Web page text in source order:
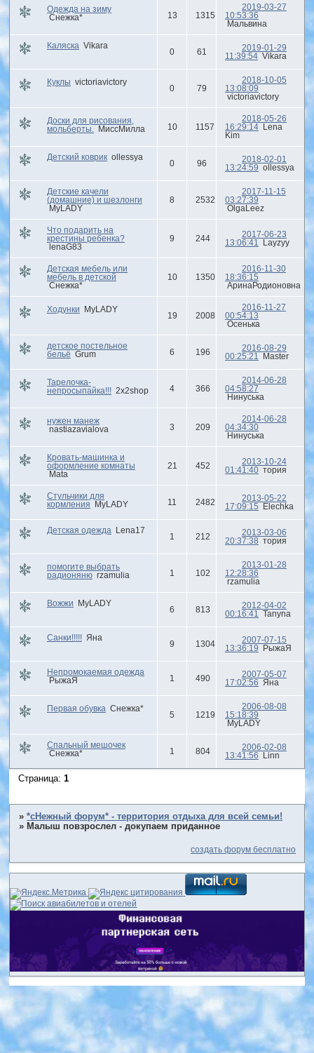
Одежда на зиму
Снежка*
13 1315
2019-03-27
10:53:36
Мальвина
Каляска Vikara
0 61
2019-01-29
11:39:54 Vikara
Куклы victoriavictory
0 79
2018-10-05
13:08:09
victoriavictory
Доски для рисования,
мольберты.
МиссМилла 10 1157
2018-05-26
16:29:14
Lena
Kim
Детский коврик ollessya
0 96
2018-02-01
13:24:59 ollessya
Детские качели
(домашние) и шезлонги
MyLADY
8 2532
2017-11-15
03:27:39
OlgaLeez
Что подарить на
крестины ребенка?
lenaG83
9 244
2017-06-23
13:06:41
Layzyy
Детская мебель или
мебель в детской
Снежка*
10 1350
2016-11-30
18:36:15
АринаРодионовна
Ходунки MyLADY
19 2008
2016-11-27
00:54:13
Осенька
детское постельное
бельё Grum 6 196
2016-08-29
00:25:21
Master
Тарелочка-
непросыпайка!!! 2x2shop 4 366
2014-06-28
04:58:27
Нинуська
нужен манеж
nastiazavialova
3 209
2014-06-28
04:34:30
Нинуська
Кровать-машинка и
оформление комнаты
Mata
21 452
2013-10-24
01:41:40 тория
Стульчики для
кормления
MyLADY 11 2482
2013-05-22
17:09:15
Elechka
Детская одежда Lena17
1 212
2013-03-06
20:37:38 тория
помогите выбрать
радионяню rzamulia 1 102
2013-01-28
12:28:36
rzamulia
Вожжи MyLADY
6 813
2012-04-02
00:16:41
Tanyna
Санки!!!!! Яна
9 1304
2007-07-15
13:36:19
РыжаЯ
Непромокаемая одежда
РыжаЯ
1 490
2007-05-07
17:02:56
Яна
Первая обувка Снежка*
5 1219
2006-08-08
15:18:39
MyLADY
Спальный мешочек
Снежка*
1 804
2006-02-08
13:41:56
Linn
Страница:1
»*сНежный форум* - территория отдыха для всей семьи!
» Малыш повзрослел - докупаем приданное
создать форум бесплатно